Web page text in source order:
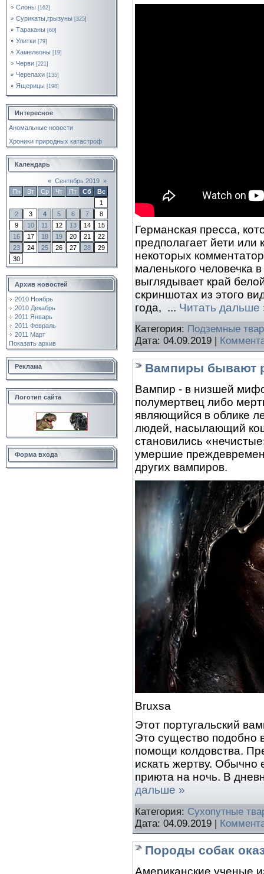
Слоны [162]
Сурикаты,грызуны [325]
Тараканы [60]
Улитки [79]
Хамелеоны [19]
Черви [221]
Черепахи [135]
Ящерицы [198]
Интересное
Аномальные новости
Хроники природных катастроф
Календарь
« Сентябрь 2019 »
Пн
Вт Ср Чт Пт Сб
Вс
1
2
3 4 5 6 7
8
9
10 11 12 13 14
15
16
17 18 19 20 21
22
23
24 25 26 27 28
29
30
Архив новостей
2010 Ноябрь
2010 Декабрь
2011 Январь
2011 Февраль
2011 Март
Показать архив
Реклама
Логотип сайта
Форма входа
Германская пресса,
предполагает йети или
некоторых
маленького человечка
выглядывает край
скриншотах из этого
года, ... Читать дальше
Категория: Подземные
Дата: 04.09.2019
Вампиры бывают
Вампир - в низшей
полумертвец либо
являющийся в облике
людей, насылающий
становились
умершие
других вампиров.
Bruxsa
Этот португальский
Это существо подобно
помощи колдовства.
искать жертву. Обычно
приюта на ночь. В
дальше »
Категория: Сухопутные
Дата: 04.09.2019 |
Породы собак